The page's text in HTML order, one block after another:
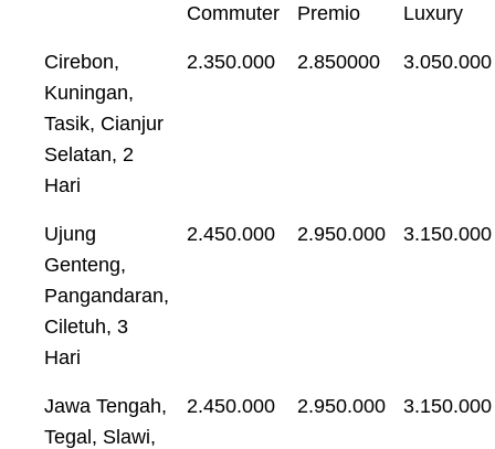
Commuter
Premio
Luxury
Cirebon,
Kuningan,
Tasik, Cianjur
Selatan, 2
Hari
2.350.000 2.850000 3.050.000
Ujung
Genteng,
Pangandaran,
Ciletuh, 3
Hari
2.450.000 2.950.000 3.150.000
Jawa Tengah,
Tegal, Slawi,
2.450.000 2.950.000 3.150.000